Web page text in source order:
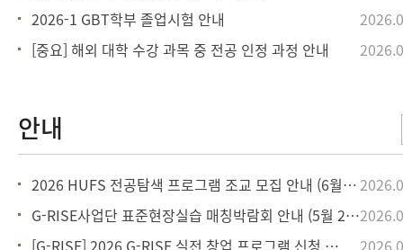
2026-1 GBT학부 졸업시험 안내
[중요] 해외 대학 수강 과목 중 전공 인정 과정 안내
2026 HUFS 전공탐색 프로그램 조교 모집 안내 (6월 14일까지)
G-RISE사업단 표준현장실습 매칭박람회 안내 (5월 26일(화) 13:00-17
[G-RISE] 2026 G-RISE 실전 창업 프로그램 신청 안내